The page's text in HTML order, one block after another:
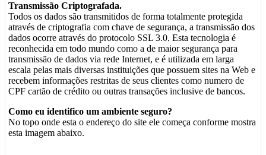
Transmissão Criptografada.
Todos os dados são transmitidos de forma totalmente protegida
através de criptografia com chave de segurança, a transmissão dos
dados ocorre através do protocolo SSL 3.0. Esta tecnologia é
reconhecida em todo mundo como a de maior segurança para
transmissão de dados via rede Internet, e é utilizada em larga
escala pelas mais diversas instituições que possuem sites na Web e
recebem informações restritas de seus clientes como numero de
CPF cartão de crédito ou outras transações inclusive de bancos.
Como eu identifico um ambiente seguro?
No topo onde esta o endereço do site ele começa conforme mostra
esta imagem abaixo.